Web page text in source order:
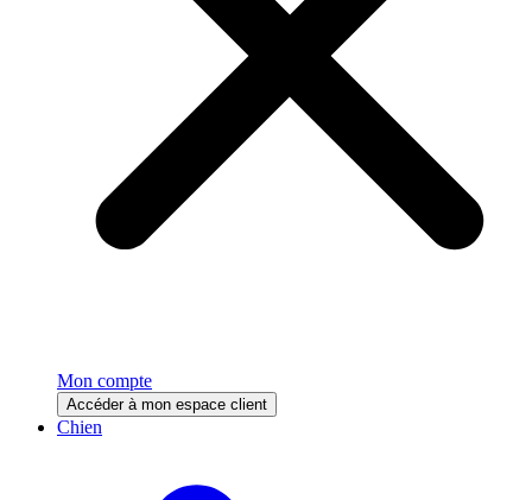
Mon compte
Accéder à mon espace client
Chien